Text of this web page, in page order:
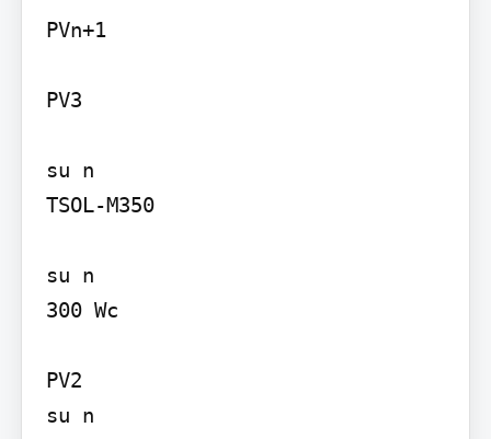
PVn+1
PV3
su n
TSOL-M350
su n
300 Wc
PV2
su n